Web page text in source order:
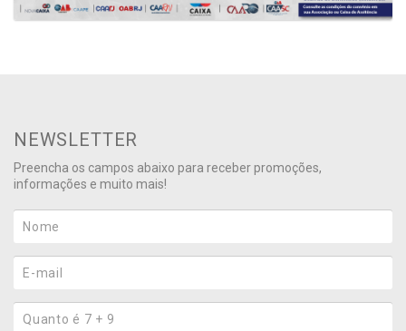
NEWSLETTER
Preencha os campos abaixo para receber promoções,
informações e muito mais!